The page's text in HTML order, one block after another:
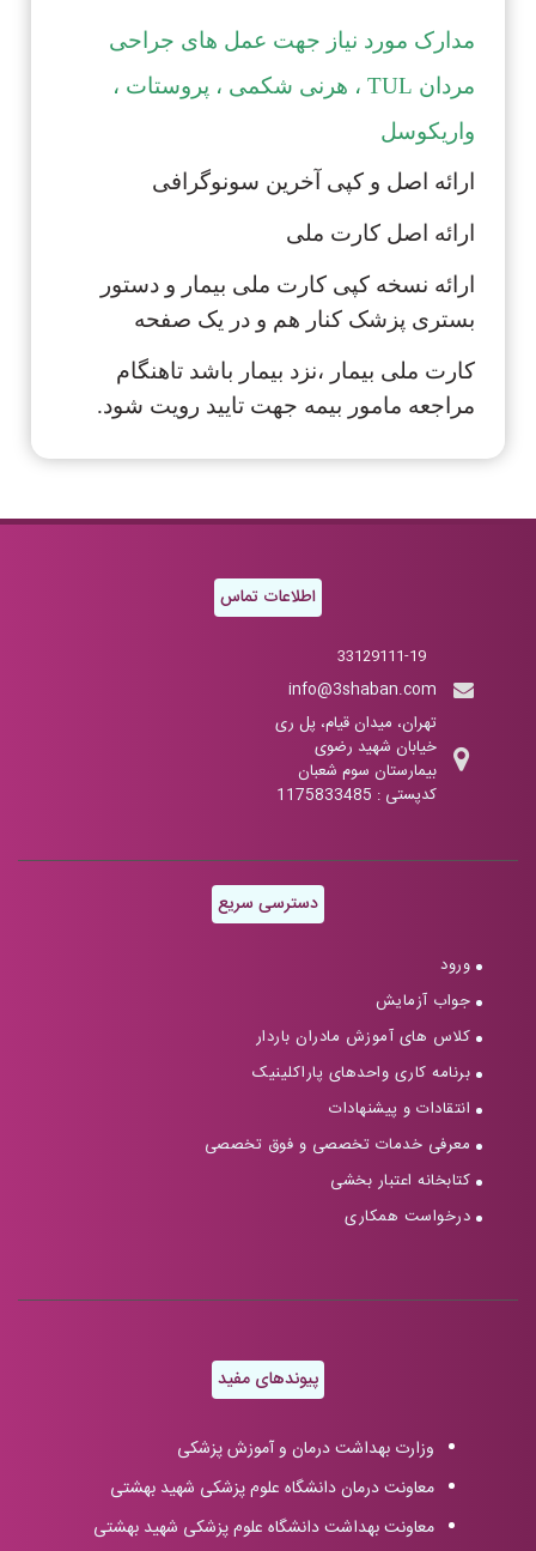
مدارک مورد نیاز جهت عمل های جراحی
مردان TUL ، هرنی شکمی ، پروستات ،
واریکوسل
ارائه اصل و کپی آخرین سونوگرافی
ارائه اصل کارت ملی
ارائه نسخه کپی کارت ملی بیمار و دستور
بستری پزشک کنار هم و در یک صفحه
کارت ملی بیمار ،نزد بیمار باشد تاهنگام
مراجعه مامور بیمه جهت تایید رویت شود.
اطلاعات تماس
33129111-19
info@3shaban.com
تهران، میدان قیام، پل ری
خیابان شهید رضوی
بیمارستان سوم شعبان
کدپستی : 1175833485
دسترسی سریع
ورود
جواب آزمایش
کلاس های آموزش مادران باردار
برنامه کاری واحدهای پاراکلینیک
انتقادات و پیشنهادات
معرفی خدمات تخصصی و فوق تخصصی
کتابخانه اعتبار بخشی
درخواست همکاری
پیوندهای مفید
وزارت بهداشت درمان و آموزش پزشکی
معاونت درمان دانشگاه علوم پزشکی شهید بهشتی
معاونت بهداشت دانشگاه علوم پزشکی شهید بهشتی